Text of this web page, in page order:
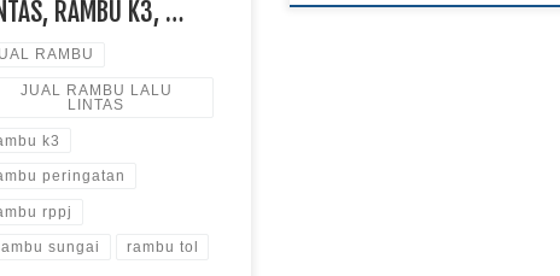
RAMBU K3, …
RAMBU
JUAL RAMBU LALU
LINTAS
k3
peringatan
rppj
sungai rambu tol